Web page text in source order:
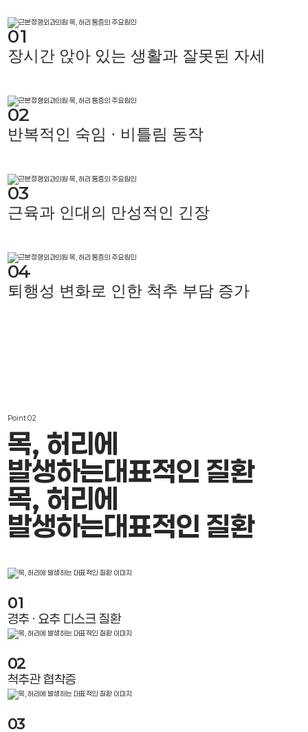
01
장시간 앉아 있는 생활과 잘못된 자세
02
반복적인 숙임 · 비틀림 동작
03
근육과 인대의 만성적인 긴장
04
퇴행성 변화로 인한 척추 부담 증가
Point02
목, 허리에
발생하는대표적인 질환
목, 허리에
발생하는대표적인 질환
01
경추 · 요추 디스크 질환
02
척추관 협착증
03